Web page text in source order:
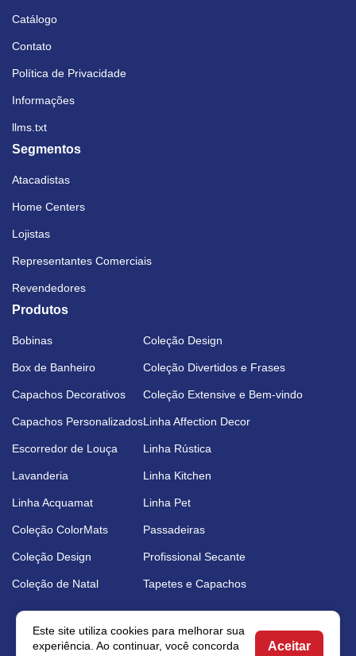
Catálogo
Contato
Política de Privacidade
Informações
llms.txt
Segmentos
Atacadistas
Home Centers
Lojistas
Representantes Comerciais
Revendedores
Produtos
Bobinas
Box de Banheiro
Capachos Decorativos
Capachos Personalizados
Escorredor de Louça
Lavanderia
Linha Acquamat
Coleção ColorMats
Coleção Design
Coleção de Natal
Coleção Design
Coleção Divertidos e Frases
Coleção Extensive e Bem-vindo
Linha Affection Decor
Linha Rústica
Linha Kitchen
Linha Pet
Passadeiras
Profissional Secante
Tapetes e Capachos
Este site utiliza cookies para melhorar sua
experiência. Ao continuar, você concorda
Aceitar